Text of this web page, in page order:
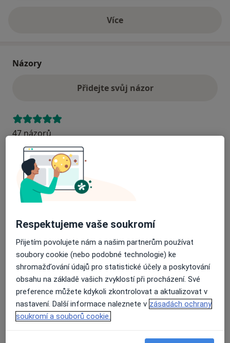
Víceo adrese
Názory
Přidejte svůj názor
47 názorů
Recenze pacientů jsou pro nás důležité.
Specialisté nemají možnost zaplatit za
odstranění nebo změnu recenze pacienta.
Další informace.
Hledejte v názorech
Respektujeme vaše soukromí
Přijetím povolujete nám a našim partnerům používat
soubory cookie (nebo podobné technologie) ke
shromažďování údajů pro statistické účely a poskytování
obsahu na základě vašich zvyklostí při procházení. Své
preference můžete kdykoli zkontrolovat a aktualizovat v
nastavení. Další informace naleznete v zásadách ochrany
soukromí a souborů cookie.